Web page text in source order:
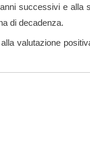
successivi e alla
di decadenza.
valutazione